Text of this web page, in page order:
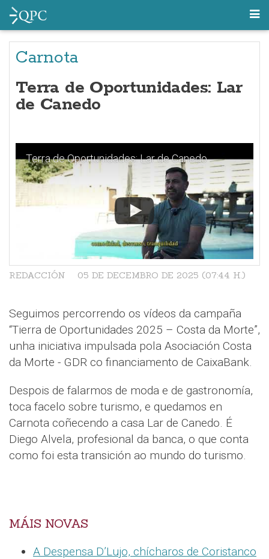
Carnota
Terra de Oportunidades: Lar
de Canedo
Terra de Oportunidades: Lar de Canedo
05 DE DECEMBRO DE 2025 (07:44 H.)
REDACCIÓN
Seguimos percorrendo os vídeos da campaña
“Tierra de Oportunidades 2025 – Costa da Morte”,
unha iniciativa impulsada pola Asociación Costa
da Morte - GDR co financiamento de CaixaBank.
Despois de falarmos de moda e de gastronomía,
toca facelo sobre turismo, e quedamos en
Carnota coñecendo a casa Lar de Canedo. É
Diego Alvela, profesional da banca, o que conta
como foi esta transición ao mundo do turismo.
MÁIS NOVAS
A Despensa D’Lujo, chícharos de Coristanco